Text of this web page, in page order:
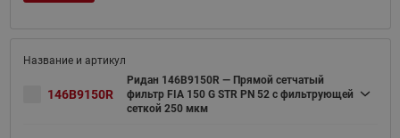
146B9150R
Ридан 146B9150R — Прямой сетчатый
фильтр FIA 150 G STR PN 52 c фильтрующей
сеткой 250 мкм